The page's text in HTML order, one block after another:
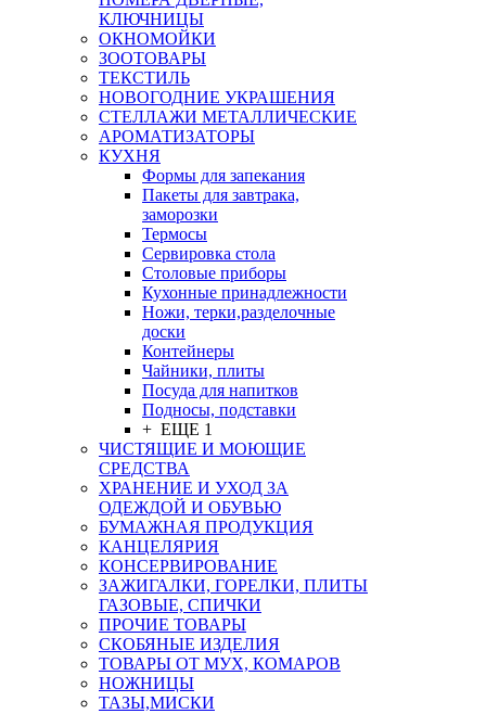
КЛЮЧНИЦЫ
ОКНОМОЙКИ
ЗООТОВАРЫ
ТЕКСТИЛЬ
НОВОГОДНИЕ УКРАШЕНИЯ
СТЕЛЛАЖИ МЕТАЛЛИЧЕСКИЕ
АРОМАТИЗАТОРЫ
КУХНЯ
Формы для запекания
Пакеты для завтрака,
заморозки
Термосы
Сервировка стола
Столовые приборы
Кухонные принадлежности
Ножи, терки,разделочные
доски
Контейнеры
Чайники, плиты
Посуда для напитков
Подносы, подставки
+ ЕЩЕ 1
ЧИСТЯЩИЕ И МОЮЩИЕ
СРЕДСТВА
ХРАНЕНИЕ И УХОД ЗА
ОДЕЖДОЙ И ОБУВЬЮ
БУМАЖНАЯ ПРОДУКЦИЯ
КАНЦЕЛЯРИЯ
КОНСЕРВИРОВАНИЕ
ЗАЖИГАЛКИ, ГОРЕЛКИ, ПЛИТЫ
ГАЗОВЫЕ, СПИЧКИ
ПРОЧИЕ ТОВАРЫ
СКОБЯНЫЕ ИЗДЕЛИЯ
ТОВАРЫ ОТ МУХ, КОМАРОВ
НОЖНИЦЫ
ТАЗЫ,МИСКИ